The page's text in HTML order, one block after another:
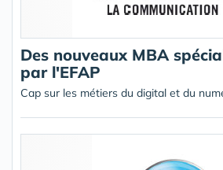
Des nouveaux MBA
par l'EFAP
Cap sur les métiers du digital et du